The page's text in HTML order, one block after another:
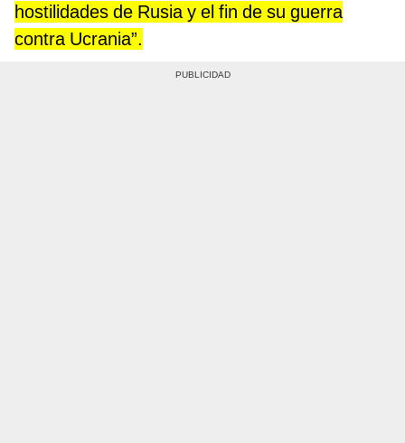
hostilidades de Rusia y el fin de su guerra
contra Ucrania”.